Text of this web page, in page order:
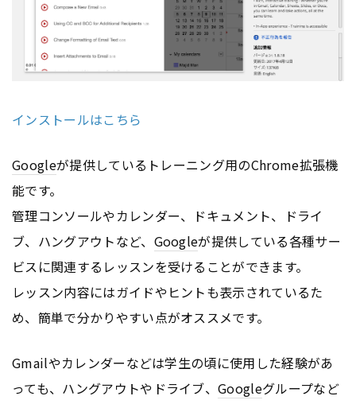
インストールはこちら
Googleが提供しているトレーニング用のChrome拡張機
能です。
管理コンソールやカレンダー、ドキュメント、ドライ
ブ、ハングアウトなど、 Googleが提供している各種サー
ビスに関連するレッスンを受けることができます。
レッスン内容にはガイドやヒントも表示されているた
め、簡単で分かりやすい点がオススメです。
Gmailやカレンダーなどは学生の頃に使用した経験があ
っても、ハングアウトやドライブ、Googleグループなど